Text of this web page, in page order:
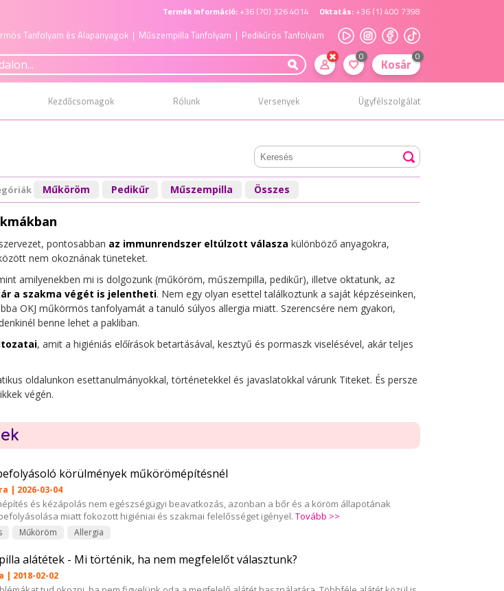
Termék információ: +36 (70) 326 4014 Oktatás: +36 (1) 400 7398
Tanfolyam és Alapanyagok | Műszempilla Tanfolyam | Pedikűrös Tanfolyam
0 Kosár 0
Kezdőcsomagok Rólunk Versenyek Ügyfélszolgálat
Műköröm Pedikűr Műszempilla Összes
pontosabban az immunrendszer eltúlzott válasza különböző anyagokra,
nem okoznának tüneteket.
amilyenekben mi is dolgozunk (műköröm, műszempilla, pedikűr), illetve oktatunk, az
a szakma végét is jelentheti. Nem egy olyan esettel találkoztunk a saját képzéseinken,
OKJ műkörmös tanfolyamát a tanuló súlyos allergia miatt. Szerencsére nem gyakori,
benne lehet a pakliban.
, amit a higiéniás előírások betartásával, kesztyű és pormaszk viselésével, akár teljes
oldalunkon esettanulmányokkal, történetekkel és javaslatokkal várunk Titeket. És persze
végén.
körülmények műkörömépítésnél
| 2026-03-04
és kézápolás nem egészségügyi beavatkozás, azonban a bőr és a köröm állapotának
miatt fokozott higiéniai és szakmai felelősséget igényel. Tovább >>
Műköröm Allergia
alátétek - Mi történik, ha nem megfelelőt választunk?
| 2018-02-02